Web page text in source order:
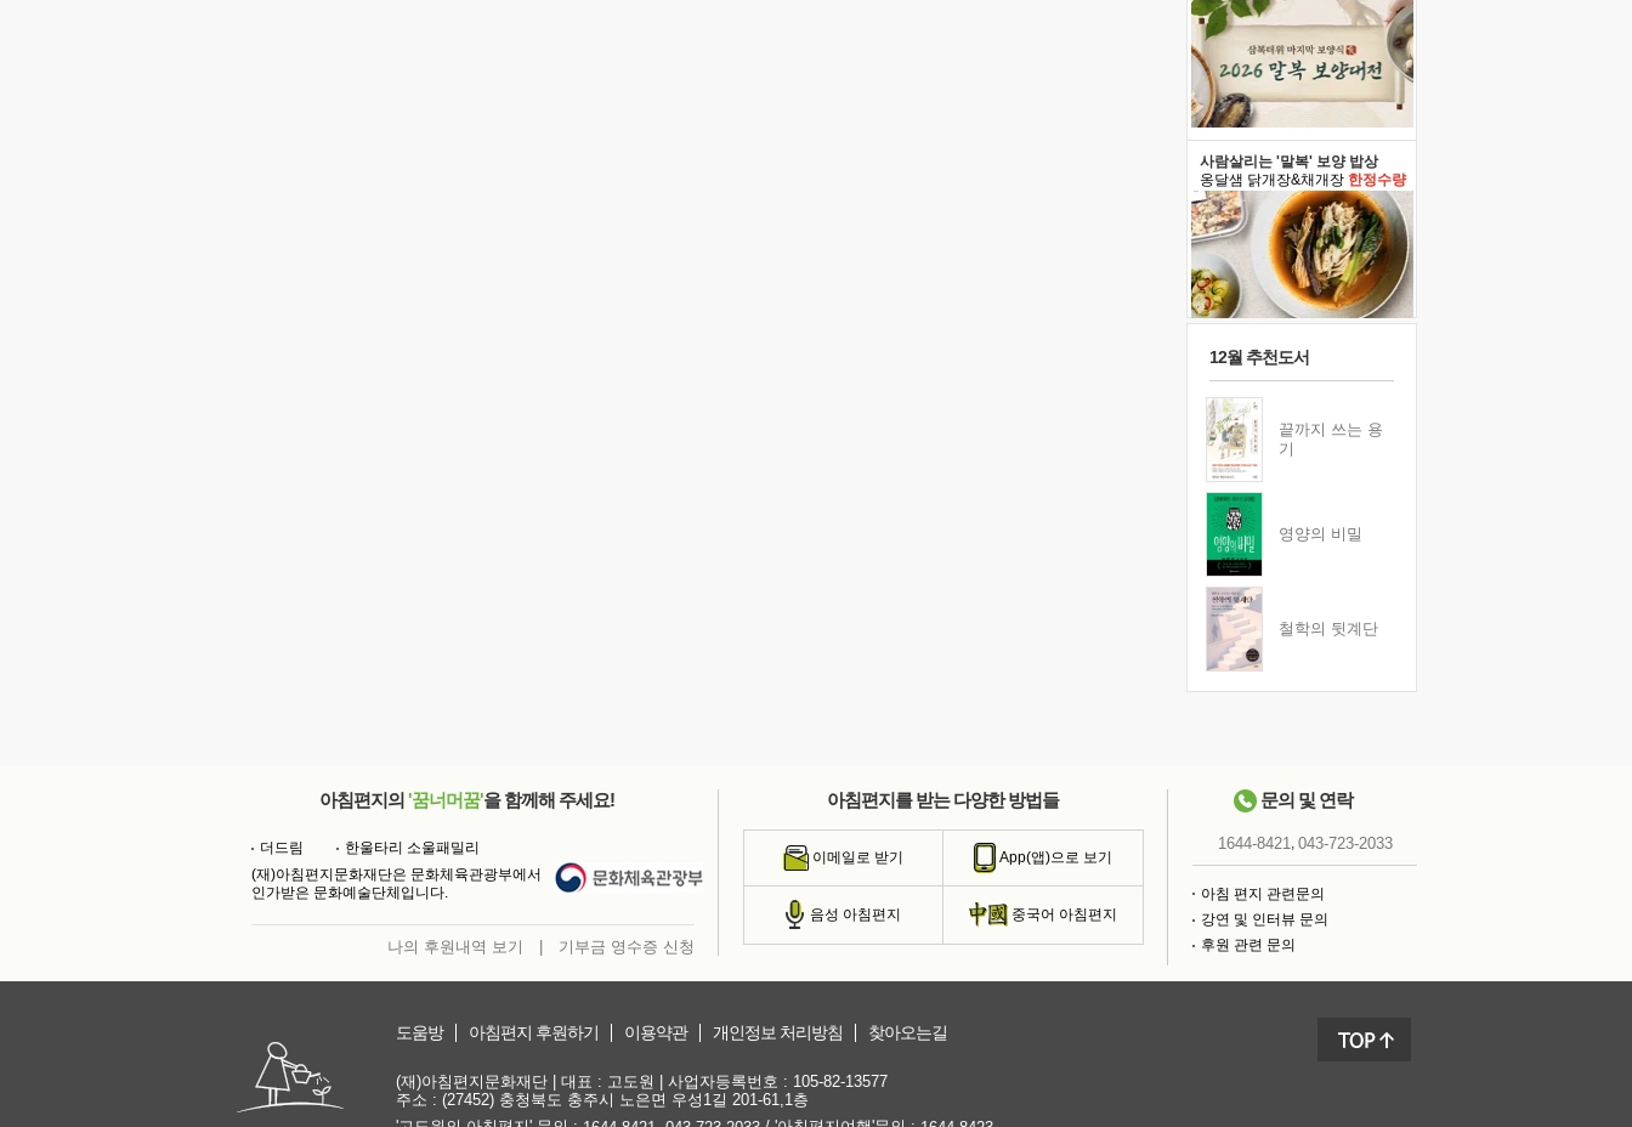
사람살리는 '말복' 보양 밥상
옹달샘 닭개장&채개장 한정수량
12월 추천도서
끝까지 쓰는 용
기
영양의 비밀
철학의 뒷계단
아침편지의 '꿈너머꿈'을 함께해 주세요!
더드림
한울타리 소울패밀리
(재)아침편지문화재단은 문화체육관광부에서
인가받은 문화예술단체입니다.
나의 후원내역 보기 기부금 영수증 신청
아침편지를 받는 다양한 방법들
이메일로 받기 App(앱)으로 보기
음성 아침편지 중국어 아침편지
문의 및 연락
1644-8421, 043-723-2033
아침 편지 관련문의
강연 및 인터뷰 문의
후원 관련 문의
도움방 아침편지 후원하기 이용약관 개인정보 처리방침 찾아오는길
(재)아침편지문화재단 | 대표 : 고도원 | 사업자등록번호 : 105-82-13577
주소 : (27452) 충청북도 충주시 노은면 우성1길 201-61,1층